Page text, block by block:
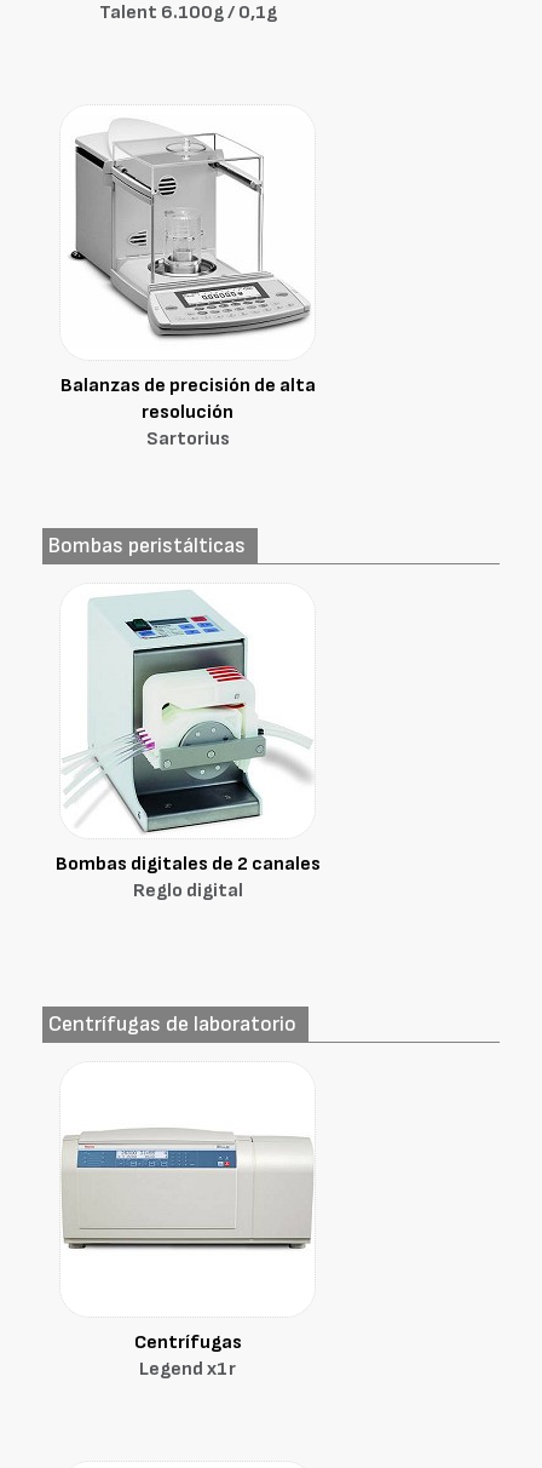
Talent 6.100g / 0,1g
Balanzas de precisión de alta
resolución
Sartorius
Bombas peristálticas
Bombas digitales de 2 canales
Reglo digital
Centrífugas de laboratorio
Centrífugas
Legend x1r